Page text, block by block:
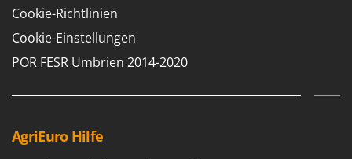
Schwader für Traktoren
Seilwinden - Motorseilwinden
Sichelmulcher für Traktoren
Helvi
Henx
HiKOKI
I
Idromatic
Cookie-Richtlinien
Cookie-Einstellungen
POR FESR Umbrien 2014-2020
AgriEuro Hilfe